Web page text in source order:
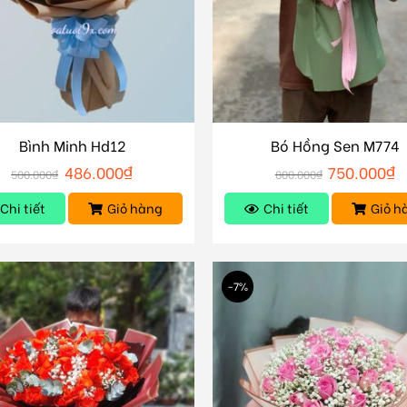
Bình Minh Hd12
500.000₫ 486.000₫
Chi tiết Giỏ hàng
Bó Hồng Sen M774
800.000₫ 750.000₫
Chi tiết Giỏ
-7%